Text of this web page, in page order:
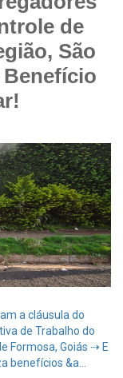
de
São
a cláusula do
de Trabalho do
Formosa, Goiás ⇢ E
benefícios &a...